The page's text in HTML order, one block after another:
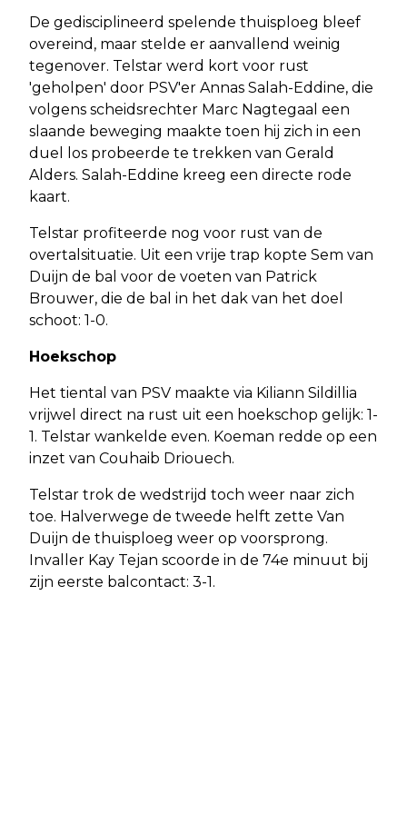
De gedisciplineerd spelende thuisploeg bleef
overeind, maar stelde er aanvallend weinig
tegenover. Telstar werd kort voor rust
'geholpen' door PSV'er Annas Salah-Eddine, die
volgens scheidsrechter Marc Nagtegaal een
slaande beweging maakte toen hij zich in een
duel los probeerde te trekken van Gerald
Alders. Salah-Eddine kreeg een directe rode
kaart.
Telstar profiteerde nog voor rust van de
overtalsituatie. Uit een vrije trap kopte Sem van
Duijn de bal voor de voeten van Patrick
Brouwer, die de bal in het dak van het doel
schoot: 1-0.
Hoekschop
Het tiental van PSV maakte via Kiliann Sildillia
vrijwel direct na rust uit een hoekschop gelijk: 1-
1. Telstar wankelde even. Koeman redde op een
inzet van Couhaib Driouech.
Telstar trok de wedstrijd toch weer naar zich
toe. Halverwege de tweede helft zette Van
Duijn de thuisploeg weer op voorsprong.
Invaller Kay Tejan scoorde in de 74e minuut bij
zijn eerste balcontact: 3-1.